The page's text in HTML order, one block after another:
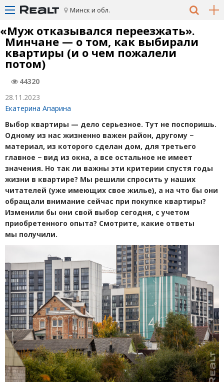
Минск и обл.
«Муж отказывался переезжать».
Минчане — о том, как выбирали
квартиры (и о чем пожалели
потом)
44320
28.11.2023
Екатерина Апарина
Выбор квартиры — дело серьезное. Тут не поспоришь.
Одному из нас жизненно важен район, другому −
материал, из которого сделан дом, для третьего
главное − вид из окна, а все остальное не имеет
значения. Но так ли важны эти критерии спустя годы
жизни в квартире? Мы решили спросить у наших
читателей (уже имеющих свое жилье), а на что бы они
обращали внимание сейчас при покупке квартиры?
Изменили бы они свой выбор сегодня, с учетом
приобретенного опыта? Смотрите, какие ответы
мы получили.